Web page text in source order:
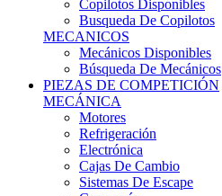
Copilotos Disponibles
Busqueda De Copilotos
MECANICOS
Mecánicos Disponibles
Búsqueda De Mecánicos
PIEZAS DE COMPETICIÓN
MECÁNICA
Motores
Refrigeración
Electrónica
Cajas De Cambio
Sistemas De Escape